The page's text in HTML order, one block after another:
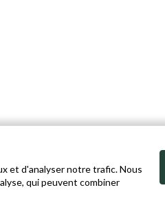
et d'analyser notre trafic. Nous
qui peuvent combiner